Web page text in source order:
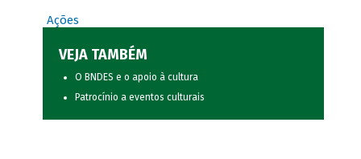
Ações
VEJA TAMBÉM
O BNDES e o apoio à cultura
Patrocínio a eventos culturais